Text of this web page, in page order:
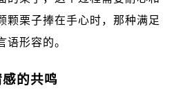
颗栗子捧在手心时，那种满足
语形容的。
的共鸣